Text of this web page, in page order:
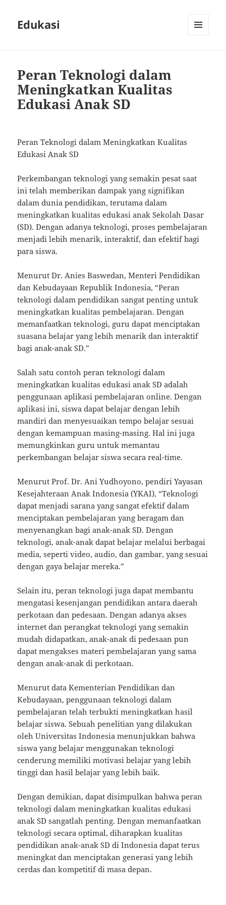
Edukasi
Peran Teknologi dalam
Meningkatkan Kualitas
Edukasi Anak SD
Peran Teknologi dalam Meningkatkan Kualitas
Edukasi Anak SD
Perkembangan teknologi yang semakin pesat saat
ini telah memberikan dampak yang signifikan
dalam dunia pendidikan, terutama dalam
meningkatkan kualitas edukasi anak Sekolah Dasar
(SD). Dengan adanya teknologi, proses pembelajaran
menjadi lebih menarik, interaktif, dan efektif bagi
para siswa.
Menurut Dr. Anies Baswedan, Menteri Pendidikan
dan Kebudayaan Republik Indonesia, “Peran
teknologi dalam pendidikan sangat penting untuk
meningkatkan kualitas pembelajaran. Dengan
memanfaatkan teknologi, guru dapat menciptakan
suasana belajar yang lebih menarik dan interaktif
bagi anak-anak SD.”
Salah satu contoh peran teknologi dalam
meningkatkan kualitas edukasi anak SD adalah
penggunaan aplikasi pembelajaran online. Dengan
aplikasi ini, siswa dapat belajar dengan lebih
mandiri dan menyesuaikan tempo belajar sesuai
dengan kemampuan masing-masing. Hal ini juga
memungkinkan guru untuk memantau
perkembangan belajar siswa secara real-time.
Menurut Prof. Dr. Ani Yudhoyono, pendiri Yayasan
Kesejahteraan Anak Indonesia (YKAI), “Teknologi
dapat menjadi sarana yang sangat efektif dalam
menciptakan pembelajaran yang beragam dan
menyenangkan bagi anak-anak SD. Dengan
teknologi, anak-anak dapat belajar melalui berbagai
media, seperti video, audio, dan gambar, yang sesuai
dengan gaya belajar mereka.”
Selain itu, peran teknologi juga dapat membantu
mengatasi kesenjangan pendidikan antara daerah
perkotaan dan pedesaan. Dengan adanya akses
internet dan perangkat teknologi yang semakin
mudah didapatkan, anak-anak di pedesaan pun
dapat mengakses materi pembelajaran yang sama
dengan anak-anak di perkotaan.
Menurut data Kementerian Pendidikan dan
Kebudayaan, penggunaan teknologi dalam
pembelajaran telah terbukti meningkatkan hasil
belajar siswa. Sebuah penelitian yang dilakukan
oleh Universitas Indonesia menunjukkan bahwa
siswa yang belajar menggunakan teknologi
cenderung memiliki motivasi belajar yang lebih
tinggi dan hasil belajar yang lebih baik.
Dengan demikian, dapat disimpulkan bahwa peran
teknologi dalam meningkatkan kualitas edukasi
anak SD sangatlah penting. Dengan memanfaatkan
teknologi secara optimal, diharapkan kualitas
pendidikan anak-anak SD di Indonesia dapat terus
meningkat dan menciptakan generasi yang lebih
cerdas dan kompetitif di masa depan.